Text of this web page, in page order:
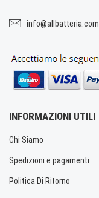
info@allbatteria.com
INFORMAZIONI UTILI
Chi Siamo
Spedizioni e pagamenti
Politica Di Ritorno